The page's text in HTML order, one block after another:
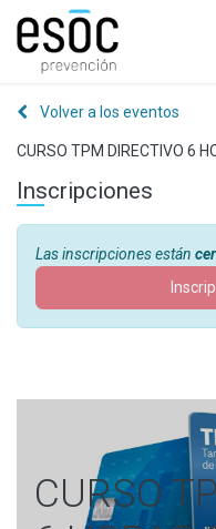
Volver a los eventos
CURSO TPM DIRECTIVO 6
Inscripciones
Las inscripciones están
CURSO